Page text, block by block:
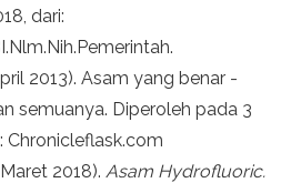
dari:
2013). Asam yang benar -
semuanya. Diperoleh pada 3
Chronicleflask.com
2018). Asam Hydrofluoric.